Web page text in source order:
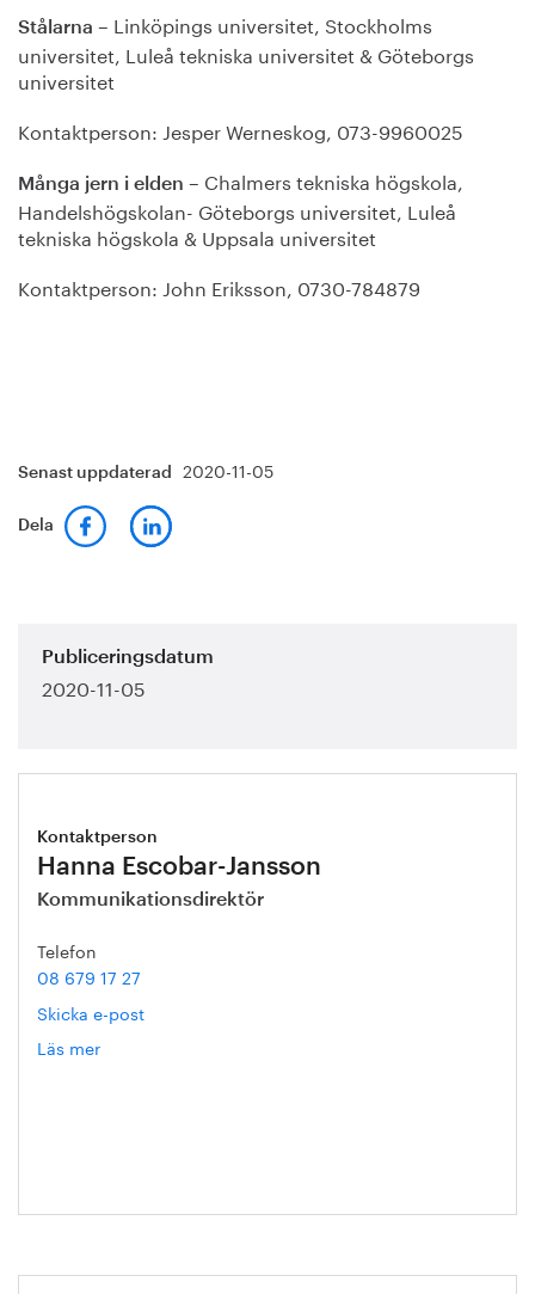
Stålarna – Linköpings universitet, Stockholms
universitet, Luleå tekniska universitet & Göteborgs
universitet
Kontaktperson: Jesper Werneskog, 073-9960025
Många jern i elden – Chalmers tekniska högskola,
Handelshögskolan- Göteborgs universitet, Luleå
tekniska högskola & Uppsala universitet
Kontaktperson: John Eriksson, 0730-784879
Senast uppdaterad 2020-11-05
Dela
Publiceringsdatum
2020-11-05
Kontaktperson
Hanna Escobar-Jansson
Kommunikationsdirektör
Telefon
08 679 17 27
Skicka e-post
Läs mer